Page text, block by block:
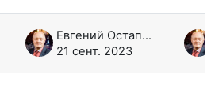
Евгений Остапович Ткачук
21 сент. 2023